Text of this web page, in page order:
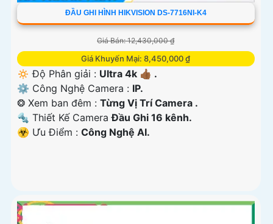
ĐẦU GHI HÌNH HIKVISION DS-7716NI-K4
Giá Bán: 12,430,000 ₫
Giá Khuyến Mại: 8,450,000 ₫
🔅 Độ Phân giải : Ultra 4k 👍🏾 .
⚙ Công Nghệ Camera : IP.
❂ Xem ban đêm : Từng Vị Trí Camera .
🔩 Thiết Kế CameraĐầu Ghi 16 kênh.
️☣️ Ưu Điểm : Công Nghệ AI.